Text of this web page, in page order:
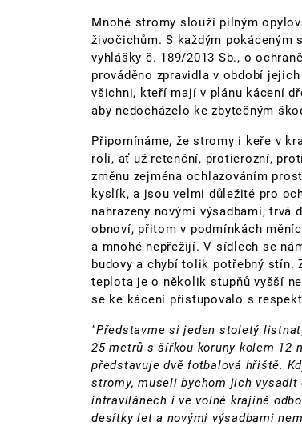
Mnohé stromy slouží pilným
živočichům. S každým
vyhlášky č. 189/2013 Sb., o
prováděno zpravidla v období
všichni, kteří mají v plánu kácení
aby nedocházelo ke zbytečným
Připomínáme, že stromy i keře v
roli, ať už retenční, protierozní,
změnu zejména ochlazováním
kyslík, a jsou velmi důležité pro
nahrazeny novými výsadbami,
obnoví, přitom v podmínkách
a mnohé nepřežijí. V sídlech se
budovy a chybí tolik potřebný stín.
teplota je o několik stupňů vyšší
se ke kácení přistupovalo s
"Představme si jeden stoletý
25 metrů s šířkou koruny kolem 12
představuje dvě fotbalová hřiště.
stromy, museli bychom jich
intravilánech i ve volné krajině
desítky let a novými výsadbami